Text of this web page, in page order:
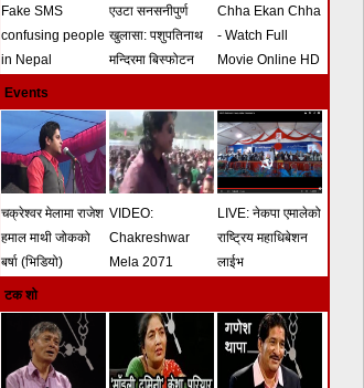
Fake SMS
confusing people
in Nepal
एउटा सनसनीपुर्ण
खुलासा: पशुपतिनाथ
मन्दिरमा बिस्फोटन
(भिडियो)
Chha Ekan Chha
- Watch Full
Movie Online HD
Events
चक्रेश्वर मेलामा राजेश
हमाल माथी जोकको
बर्षा (भिडियो)
VIDEO:
Chakreshwar
Mela 2071
LIVE: नेकपा एमालेको
राष्ट्रिय महाधिबेशन
लाईभ
टक शो